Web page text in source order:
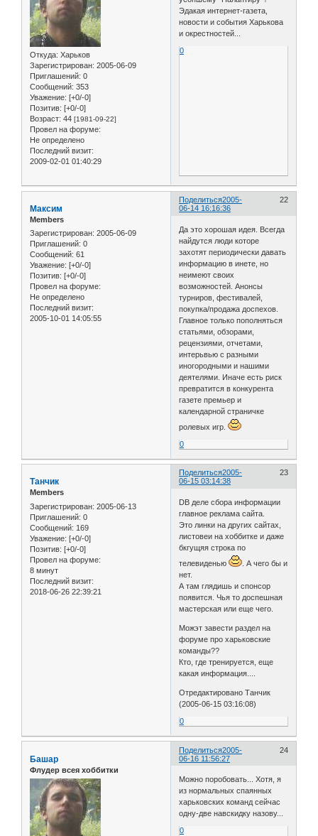
Откуда: Харьков
Зарегистрирован: 2005-06-09
Приглашений: 0
Сообщений: 353
Уважение: [+0/-0]
Позитив: [+0/-0]
Возраст: 44 [1981-09-22]
Провел на форуме:
Не определено
Последний визит:
2009-02-01 01:40:29
Эдакая интернет-газета,
новости и события Харькова
и окрестностей...
0
Поделиться 22
2005-
06-14 16:16:36
Максим
Members
Зарегистрирован: 2005-06-09
Приглашений: 0
Сообщений: 61
Уважение: [+0/-0]
Позитив: [+0/-0]
Провел на форуме:
Не определено
Последний визит:
2005-10-01 14:05:55
Да это хорошая идея. Всегда
найдутся люди которе
захотят периодически давать
информацию в инете, но
неимеют своих
возможностей. Анонсы
турниров, фестивалей,
покупка/продажа доспехов.
Главное только пополняться
статьями, обзорами,
рецензиями, отчетами,
интерьвью с разными
иногородными и нашими
деятелями. Иначе есть риск
превратится в конкурента
газете премьер и
календарной страничке
ролевых игр.
0
Поделиться 23
2005-
06-15 03:14:38
Танчик
Members
Зарегистрирован: 2005-06-13
Приглашений: 0
Сообщений: 169
Уважение: [+0/-0]
Позитив: [+0/-0]
Провел на форуме:
8 минут
Последний визит:
2018-06-26 22:39:21
DВ деле сбора информации
главное реклама сайта.
Это линки на других сайтах,
листовеи на хоббитке и даже
бкгущяя строка по
телевиденью
. А чего бы и
нет.
А там глядишь и спонсор
появится. Чья то доспешная
мастерская или еще чего.
Можэт завести раздел на
форуме про харьковские
команды??
Кто, где тренируется, еще
какая информация....
Отредактировано Танчик
(2005-06-15 03:16:08)
0
Поделиться 24
2005-
06-16 11:56:27
Башар
Флудер всея хоббитки
Можно поробовать... Хотя, я
из нормальных спаянных
харьковских команд сейчас
одну-две навскидку назову...
0